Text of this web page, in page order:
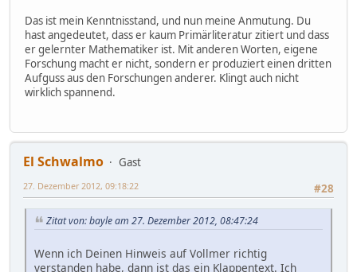
Das ist mein Kenntnisstand, und nun meine Anmutung. Du
hast angedeutet, dass er kaum Primärliteratur zitiert und dass
er gelernter Mathematiker ist. Mit anderen Worten, eigene
Forschung macht er nicht, sondern er produziert einen dritten
Aufguss aus den Forschungen anderer. Klingt auch nicht
wirklich spannend.
El Schwalmo
Gast
#28
27. Dezember 2012, 09:18:22
Zitat von: bayle am 27. Dezember 2012, 08:47:24
Wenn ich Deinen Hinweis auf Vollmer richtig
verstanden habe, dann ist das ein Klappentext. Ich